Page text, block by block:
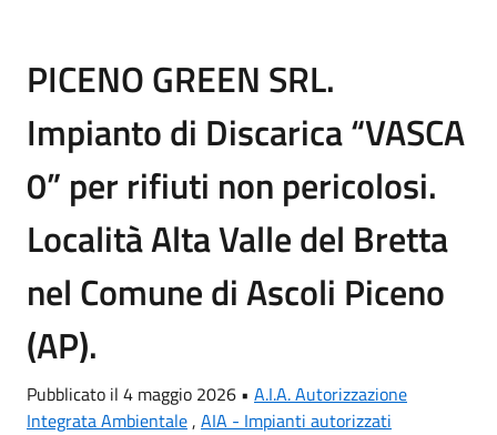
PICENO GREEN SRL.
Impianto di Discarica “VASCA
0” per rifiuti non pericolosi.
Località Alta Valle del Bretta
nel Comune di Ascoli Piceno
(AP).
Pubblicato il 4 maggio 2026 • A.I.A. Autorizzazione
Integrata Ambientale, AIA - Impianti autorizzati